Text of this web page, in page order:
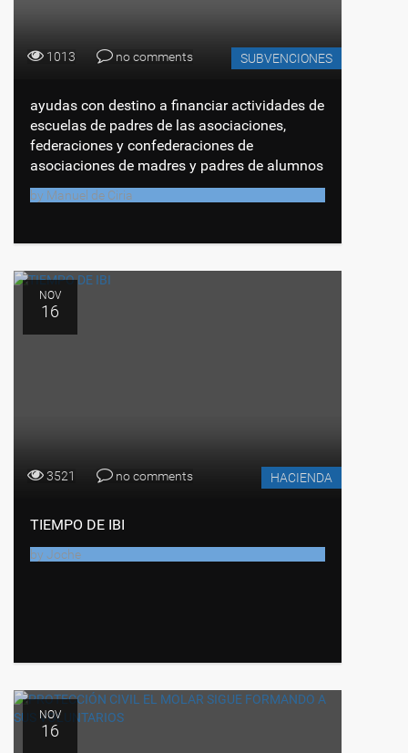
1013 no comments SUBVENCIONES
ayudas con destino a financiar actividades de
escuelas de padres de las asociaciones,
federaciones y confederaciones de
asociaciones de madres y padres de alumnos
by Manuel de Ciria
NOV
16
3521 no comments HACIENDA
TIEMPO DE IBI
by Joche
NOV
16